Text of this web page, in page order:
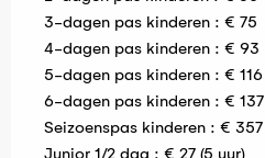
3-dagen pas kinderen : € 75
4-dagen pas kinderen : € 93
5-dagen pas kinderen : € 116
6-dagen pas kinderen : € 137
Seizoenspas kinderen : € 357
Junior 1/2 dag : € 27 (5 uur)